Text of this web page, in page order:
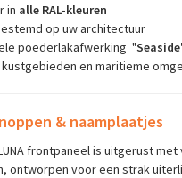
in alle RAL-kleuren
op uw architectuur
poederlakafwerking "
en maritieme
& naamplaatjes
LUNA frontpaneel is uitgerust
ontworpen voor een strak